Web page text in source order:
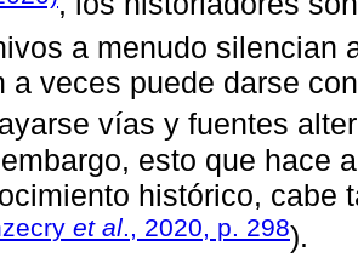
a menudo silencian
a veces puede darse
vías y fuentes
esto que hace
histórico, cabe
et al., 2020, p. 298).